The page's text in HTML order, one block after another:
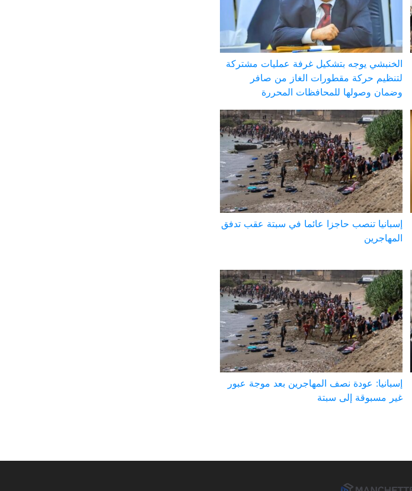
الخنبشي يوجه بتشكيل غرفة عمليات مشتركة
لتنظيم حركة مقطورات الغاز من صافر
وضمان وصولها للمحافظات المحررة
إسبانيا تنصب حاجزا عائما في سبتة عقب تدفق
المهاجرين
إسبانيا: عودة نصف المهاجرين بعد موجة عبور
غير مسبوقة إلى سبتة